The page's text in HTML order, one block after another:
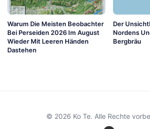
Warum Die Meisten Beobachter
Bei Perseiden 2026 Im August
Wieder Mit Leeren Händen
Dastehen
Der
Nordens
Bergbräu
© 2026 Ko Te. Alle Rechte